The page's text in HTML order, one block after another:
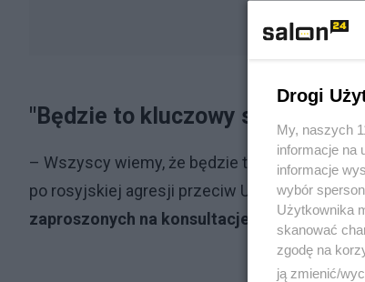
"Będzie to kluczowy szczyt
– Wszyscy wiemy, że będzie to kluczowy
po rosyjskiej agresji przeciw Ukrainie –
zaproszonych na konsultacje liderów w
Drogi
My, naszych
informacje na
informacje
wybór
Użytkownika
skanować
zgodę na
ją zmienić/